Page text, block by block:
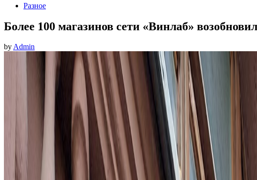
PostedРазное
Более 100 магазинов сети «Винлаб»
byAdmin